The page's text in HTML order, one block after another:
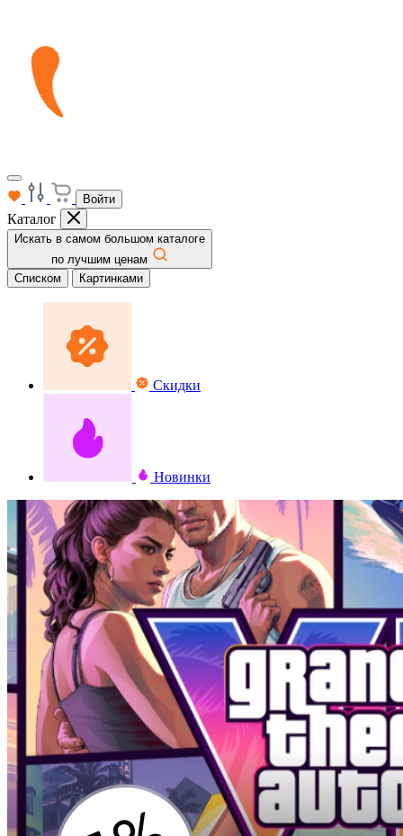
Войти
Каталог
Искать в самом большом каталоге
по лучшим ценам
Списком
Картинками
Скидки
Новинки